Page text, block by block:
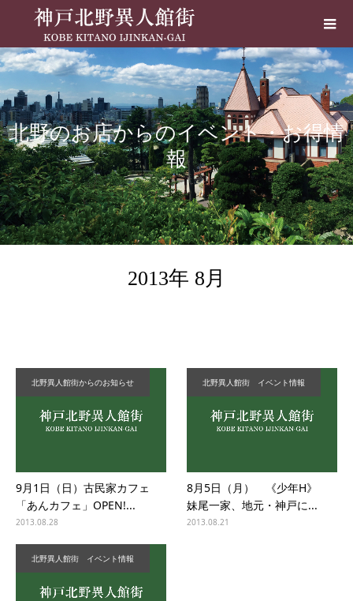
北野のお店からのイベント・お得情
報
2013年 8月
北野異人館街からのお知らせ
9月1日（日）古民家カフェ
「あんカフェ」OPEN!...
2013.08.28
北野異人館街 イベント情報
8月5日（月） 《少年H》
妹尾一家、地元・神戸に...
2013.08.21
北野異人館街 イベント情報